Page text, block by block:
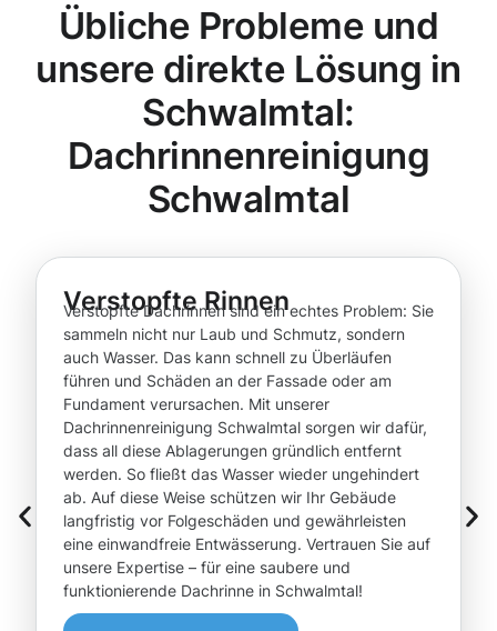
Übliche Probleme und
unsere direkte Lösung in
Schwalmtal:
Dachrinnenreinigung
Schwalmtal
Verstopfte Rinnen
Verstopfte Dachrinnen sind ein echtes Problem: Sie
sammeln nicht nur Laub und Schmutz, sondern
auch Wasser. Das kann schnell zu Überläufen
führen und Schäden an der Fassade oder am
Fundament verursachen. Mit unserer
Dachrinnenreinigung Schwalmtal sorgen wir dafür,
dass all diese Ablagerungen gründlich entfernt
werden. So fließt das Wasser wieder ungehindert
ab. Auf diese Weise schützen wir Ihr Gebäude
langfristig vor Folgeschäden und gewährleisten
eine einwandfreie Entwässerung. Vertrauen Sie auf
unsere Expertise – für eine saubere und
funktionierende Dachrinne in Schwalmtal!